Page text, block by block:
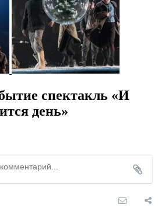
спектакль «И
день»